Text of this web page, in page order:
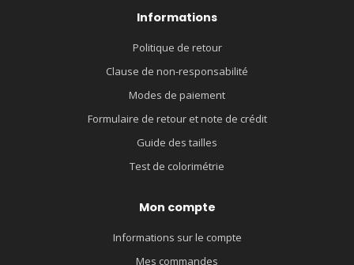
Informations
Politique de retour
Clause de non-responsabilité
Modes de paiement
Formulaire de retour et note de crédit
Guide des tailles
Test de colorimétrie
Mon compte
Informations sur le compte
Mes commandes